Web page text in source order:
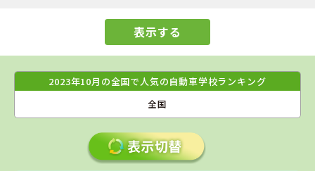
表示する
2023年10月の全国で人気の自動車学校ランキング
全国